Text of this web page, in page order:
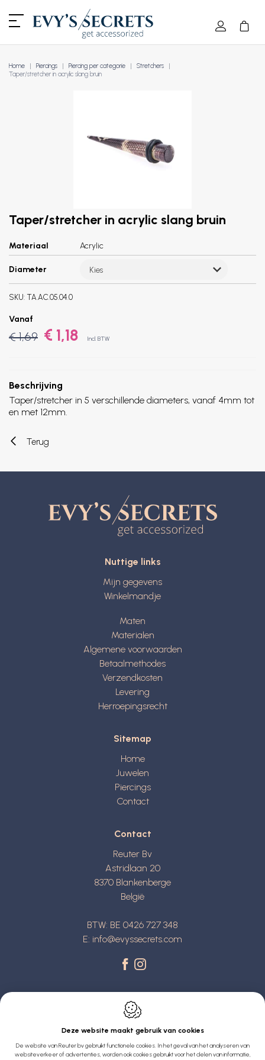
Home Piercings Piercing per categorie
Stretchers
Taper/stretcher in acrylic slang bruin
Taper/stretcher in acrylic slang bruin
Materiaal Acrylic
Diameter Kies
SKU: TA.AC.05.04.0
Vanaf
€ 1,69 € 1,18 Incl. BTW
Beschrijving
Taper/stretcher in 5 verschillende diameters, vanaf 4mm tot
en met 12mm.
Terug
Nuttige links
Mijn gegevens
Winkelmandje
Maten
Materialen
Algemene voorwaarden
Betaalmethodes
Verzendkosten
Levering
Herroepingsrecht
Sitemap
Home
Juwelen
Piercings
Contact
Contact
Reuter Bv
Astridlaan 20
8370 Blankenberge
België
BTW: BE 0426 727 348
E: info@evyssecrets.com
Webdesign by IDcreation 2022
Deze website maakt gebruik van cookies
De website van Reuter bv gebruikt functionele cookies. In het geval van het analyseren van
websiteverkeer of advertenties, worden ook cookies gebruikt voor het delen van informatie,